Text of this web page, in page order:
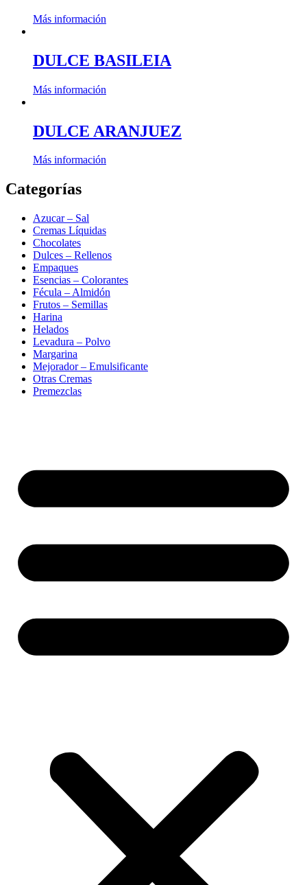
Más información
DULCE BASILEIA
Más información
DULCE ARANJUEZ
Más información
Categorías
Azucar – Sal
Cremas Líquidas
Chocolates
Dulces – Rellenos
Empaques
Esencias – Colorantes
Fécula – Almidón
Frutos – Semillas
Harina
Helados
Levadura – Polvo
Margarina
Mejorador – Emulsificante
Otras Cremas
Premezclas